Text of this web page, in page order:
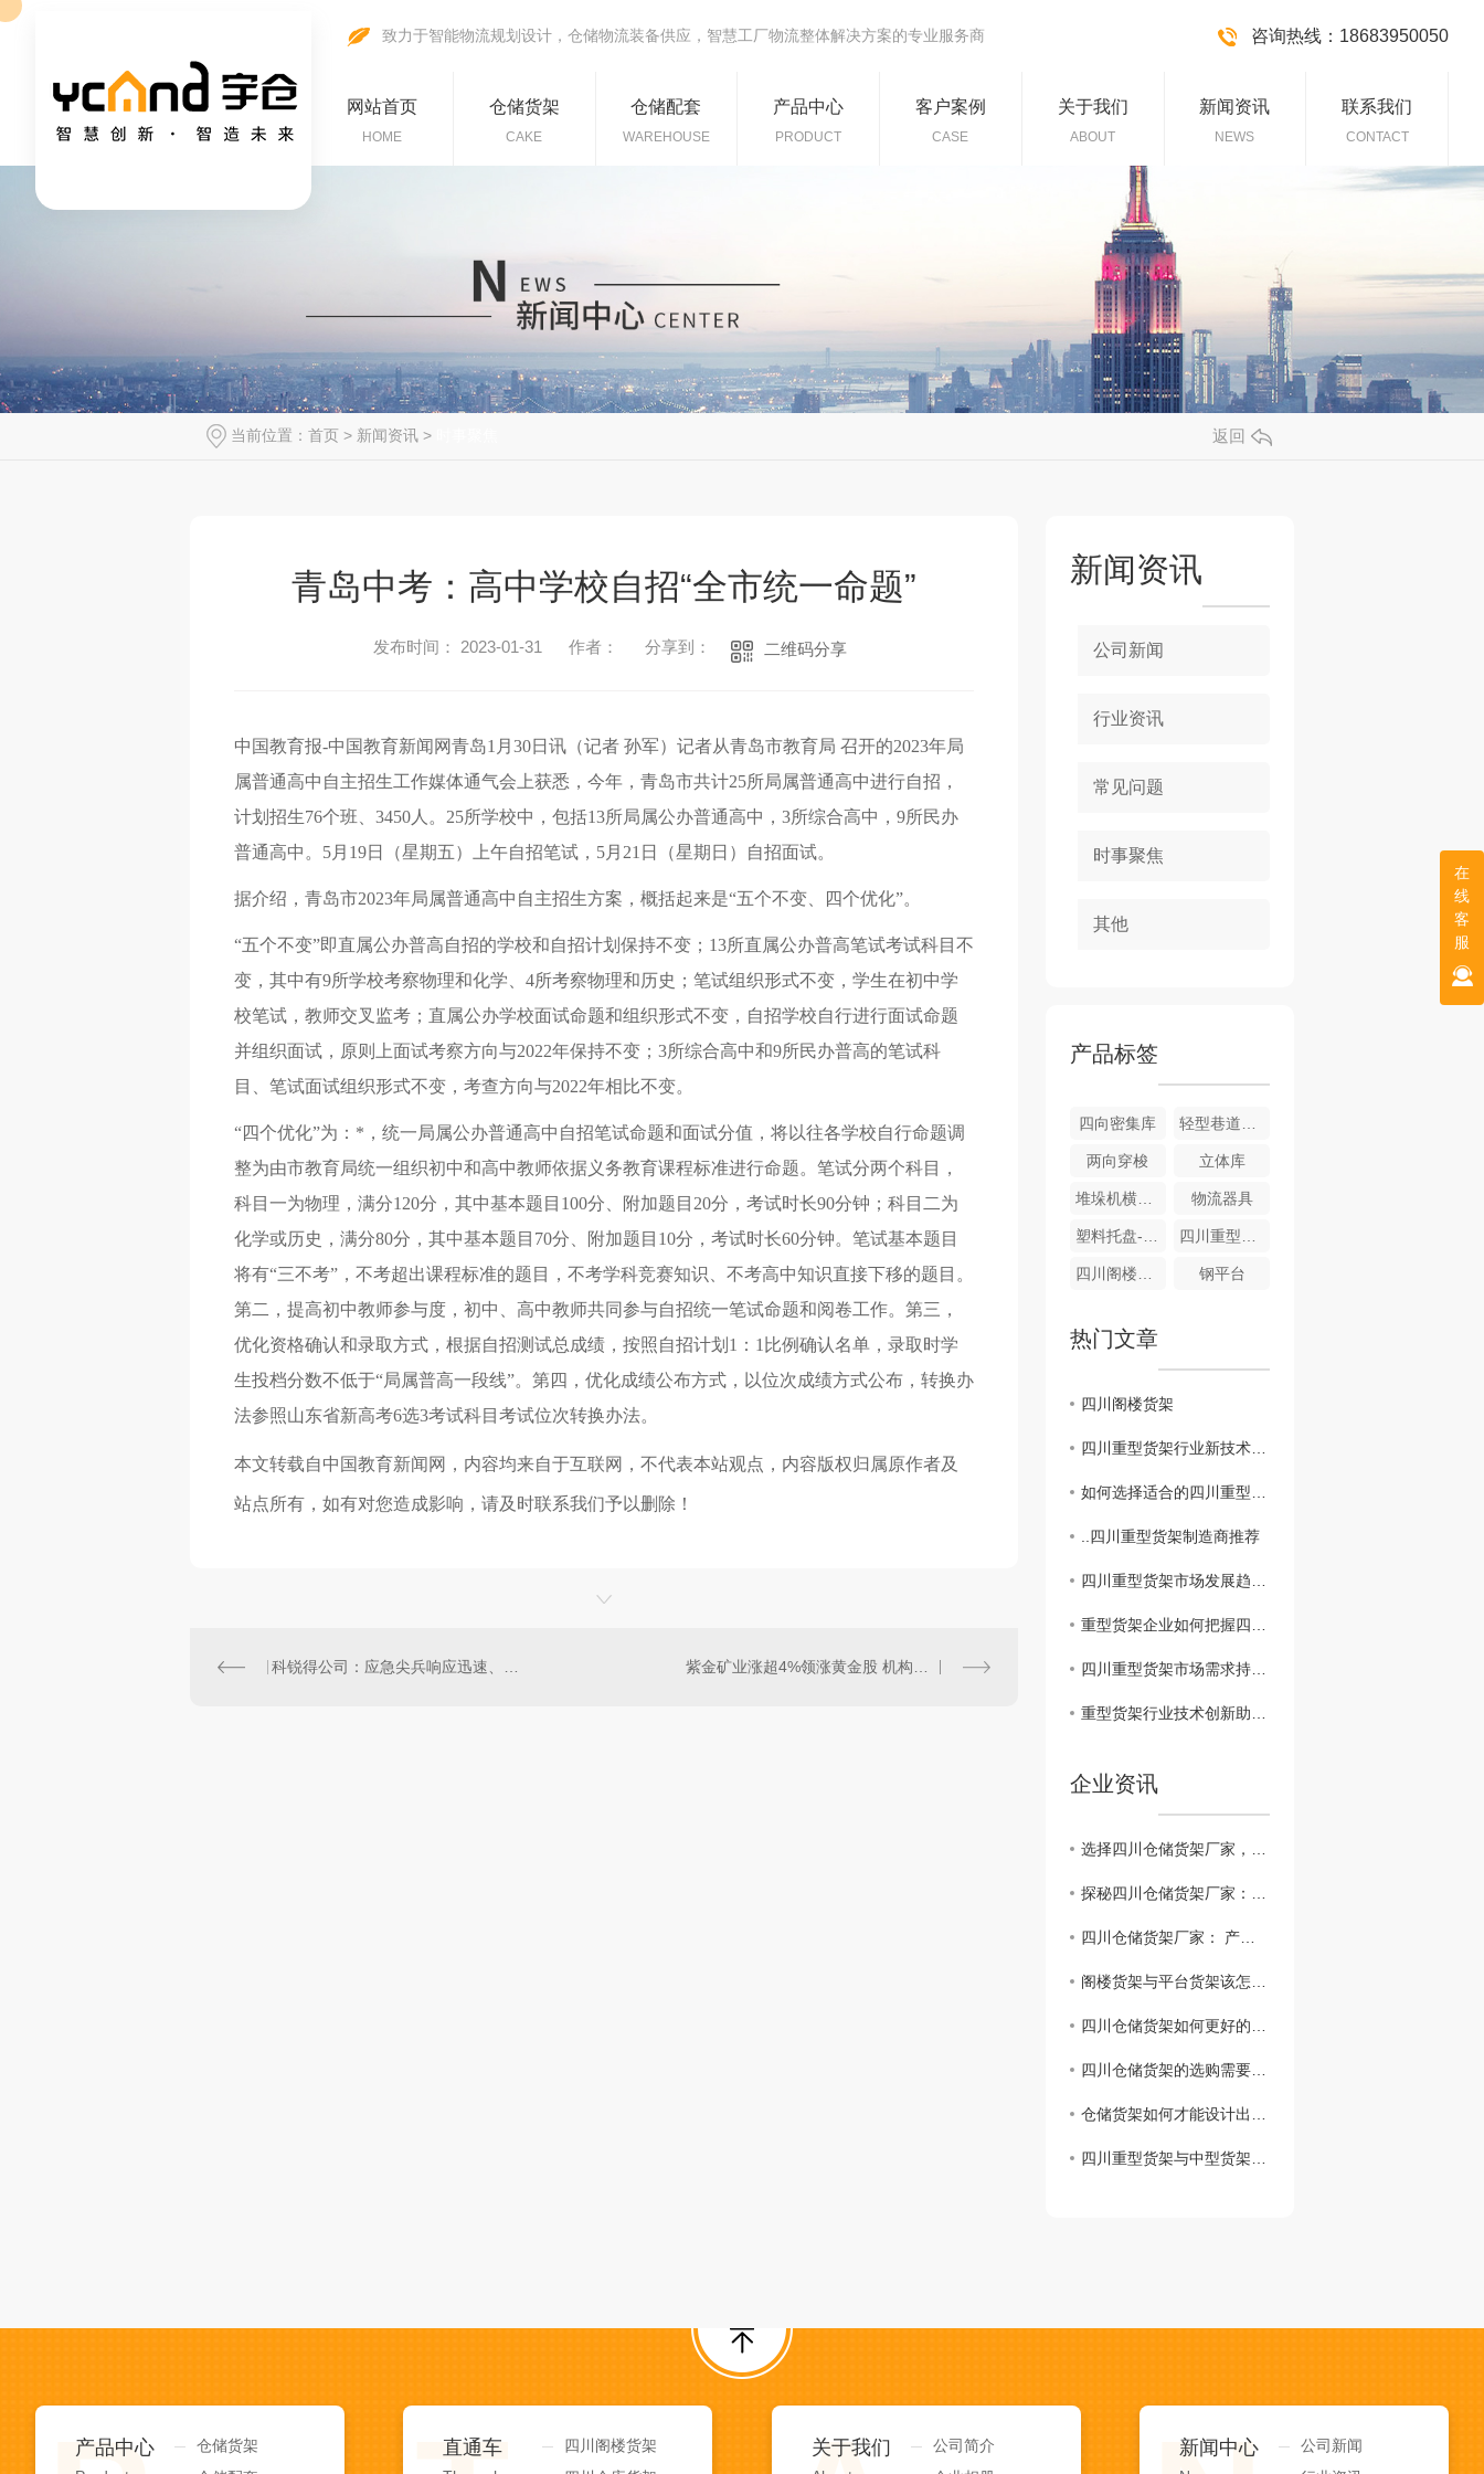
致力于智能物流规划设计，仓储物流装备供应，智慧工厂物流整体解决方案的专业服务商 咨询热线：18683950050
网站首页
HOME
仓储货架
CAKE
仓储配套
WAREHOUSE
产品中心
PRODUCT
客户案例
CASE
关于我们
ABOUT
新闻资讯
NEWS
联系我们
CONTACT
当前位置： 首页 > 新闻资讯 > 返回
青岛中考：高中学校自招“全市统一命题”
发布时间： 2023-01-31 作者： 分享到： 二维码分享
中国教育报-中国教育新闻网青岛1月30日讯（记者 孙军） 记者从青岛市教育局 召开的2023年局
属普通高中自主招生工作媒体通气会上获悉，今年，青岛市共计25所局属普通高中进行自招，
计划招生76个班、3450人。25所学校中，包括13所局属公办普通高中，3所综合高中，9所民办
普通高中。5月19日（星期五）上午自招笔试，5月21日（星期日）自招面试。
据介绍，青岛市2023年局属普通高中自主招生方案，概括起来是“五个不变、四个优化”。
“五个不变”即直属公办普高自招的学校和自招计划保持不变；13所直属公办普高笔试考试科目不
变，其中有9所学校考察物理和化学、4所考察物理和历史；笔试组织形式不变，学生在初中学
校笔试，教师交叉监考；直属公办学校面试命题和组织形式不变，自招学校自行进行面试命题
并组织面试，原则上面试考察方向与2022年保持不变；3所综合高中和9所民办普高的笔试科
目、笔试面试组织形式不变，考查方向与2022年相比不变。
“四个优化”为：*，统一局属公办普通高中自招笔试命题和面试分值，将以往各学校自行命题调
整为由市教育局统一组织初中和高中教师依据义务教育课程标准进行命题。笔试分两个科目，
科目一为物理，满分120分，其中基本题目100分、附加题目20分，考试时长90分钟；科目二为
化学或历史，满分80分，其中基本题目70分、附加题目10分，考试时长60分钟。笔试基本题目
将有“三不考”，不考超出课程标准的题目，不考学科竞赛知识、不考高中知识直接下移的题目。
第二，提高初中教师参与度，初中、高中教师共同参与自招统一笔试命题和阅卷工作。第三，
优化资格确认和录取方式，根据自招测试总成绩，按照自招计划1：1比例确认名单，录取时学
生投档分数不低于“局属普高一段线”。第四，优化成绩公布方式，以位次成绩方式公布，转换办
法参照山东省新高考6选3考试科目考试位次转换办法。
本文转载自中国教育新闻网，内容均来自于互联网，不代表本站观点，内容版权归属原作者及
站点所有，如有对您造成影响，请及时联系我们予以删除！
科锐得公司：应急尖兵响应迅速、抗震有力 紫金矿业涨超4%领涨黄金股 机构指23年金价有望迎来上涨
新闻资讯
公司新闻
行业资讯
常见问题
时事聚焦
其他
产品标签
四向密集库 轻型巷道堆垛机立体库
两向穿梭 立体库
堆垛机横梁式立库 物流器具
塑料托盘-四面进叉 四川重型货架-横梁式
四川阁楼货架 钢平台
热门文章
四川阁楼货架
四川重型货架行业新技术与应用探讨
如何选择适合的四川重型货架产品
..四川重型货架制造商推荐
四川重型货架市场发展趋势分析
重型货架企业如何把握四川市场商机
四川重型货架市场需求持续增长趋势明显
重型货架行业技术创新助力四川经济发展
企业资讯
选择四川仓储货架厂家，让存储更安心
探秘四川仓储货架厂家：品质与创新并重
四川仓储货架厂家： 产品，全方位服务
阁楼货架与平台货架该怎么选择？？？
四川仓储货架如何更好的做好防锈呢？
四川仓储货架的选购需要考虑哪些呢？
仓储货架如何才能设计出众？这七大因素缺一不可！
四川重型货架与中型货架两者有何区别，如何区分呢？
产品中心
仓储货架
直通车
四川阁楼货架
关于我们
公司简介
新闻中心
公司新闻
在
线
客
服